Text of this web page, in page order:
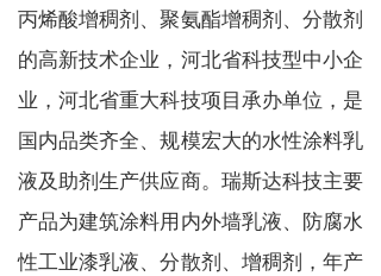
丙烯酸增稠剂、聚氨酯增稠剂、分散剂
的高新技术企业，河北省科技型中小企
业，河北省重大科技项目承办单位，是
国内品类齐全、规模宏大的水性涂料乳
液及助剂生产供应商。瑞斯达科技主要
产品为建筑涂料用内外墙乳液、防腐水
性工业漆乳液、分散剂、增稠剂，年产